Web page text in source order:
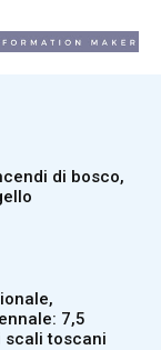
di bosco,
7,5
scali toscani